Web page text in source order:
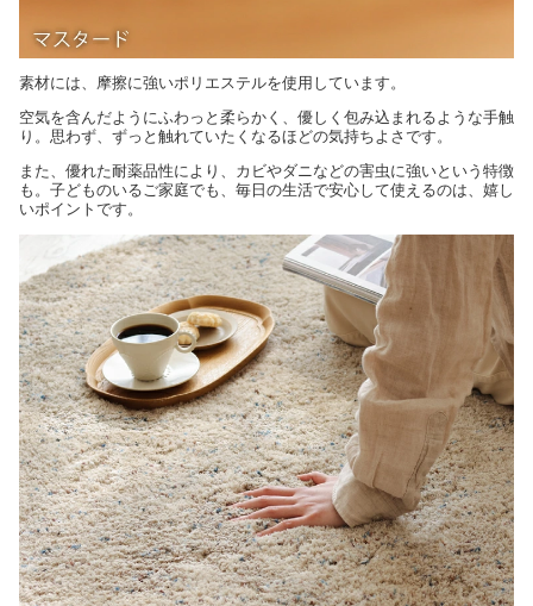
素材には、摩擦に強いポリエステルを使用しています。
空気を含んだようにふわっと柔らかく、優しく包み込まれるような手触
り。思わず、ずっと触れていたくなるほどの気持ちよさです。
また、優れた耐薬品性により、カビやダニなどの害虫に強いという特徴
も。子どものいるご家庭でも、毎日の生活で安心して使えるのは、嬉し
いポイントです。